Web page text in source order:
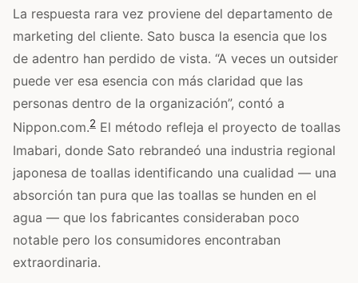
La respuesta rara vez proviene del departamento de
marketing del cliente. Sato busca la esencia que los
de adentro han perdido de vista. “A veces un outsider
puede ver esa esencia con más claridad que las
personas dentro de la organización”, contó a
Nippon.com.2 El método refleja el proyecto de toallas
Imabari, donde Sato rebrandeó una industria regional
japonesa de toallas identificando una cualidad — una
absorción tan pura que las toallas se hunden en el
agua — que los fabricantes consideraban poco
notable pero los consumidores encontraban
extraordinaria.